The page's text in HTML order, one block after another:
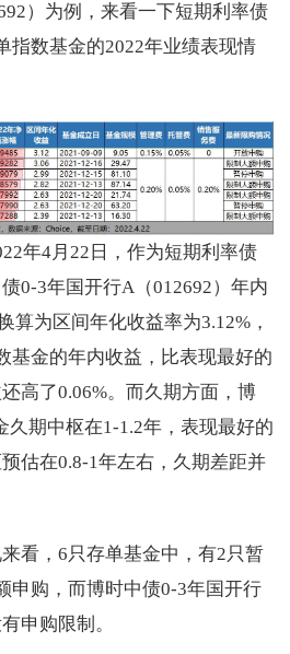
）为例，来看一下短期利率债
指数基金的2022年业绩表现情
年4月22日，作为短期利率债
0-3年国开行A（012692）年内
算为区间年化收益率为3.12%，
基金的年内收益，比表现最好的
高了0.06%。而久期方面，博
久期中枢在1-1.2年，表现最好的
估在0.8-1年左右，久期差距并
看，6只存单基金中，有2只暂
申购，而博时中债0-3年国开行
申购限制。